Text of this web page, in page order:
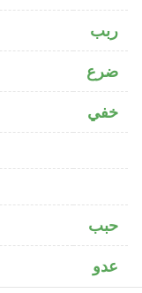
ربب
ضرع
خفي
حبب
عدو